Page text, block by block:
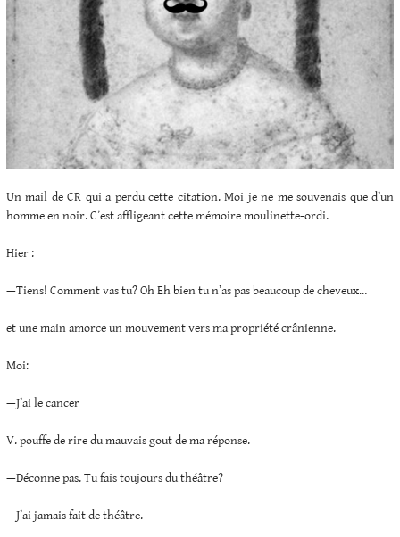
Un mail de CR qui a perdu cette citation. Moi je ne me souvenais que d’un
homme en noir. C’est affligeant cette mémoire moulinette-ordi.
Hier :
—Tiens! Comment vas tu? Oh Eh bien tu n’as pas beaucoup de cheveux…
et une main amorce un mouvement vers ma propriété crânienne.
Moi:
—J’ai le cancer
V. pouffe de rire du mauvais gout de ma réponse.
—Déconne pas. Tu fais toujours du théâtre?
—J’ai jamais fait de théâtre.